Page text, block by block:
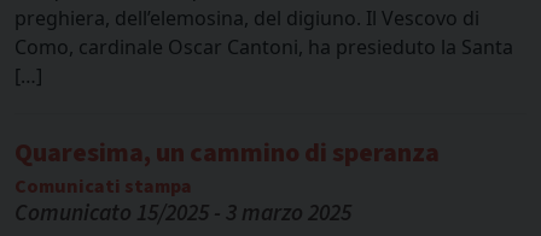
preghiera, dell’elemosina, del digiuno. Il Vescovo di
Como, cardinale Oscar Cantoni, ha presieduto la Santa
[…]
Quaresima, un cammino di speranza
Comunicati stampa
Comunicato 15/2025 - 3 marzo 2025